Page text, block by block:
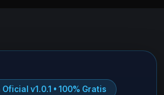
v1.0.1 • 100% Gratis